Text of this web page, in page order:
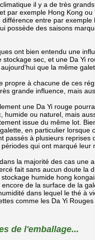
il y a de très
par exemple Hong Kong
entre par
possède des saisons
ont bien entendu une
stockage sec, et une Da Yi
que la même
propre à chacune de ces
grande influence, mais
une Da Yi rouge
humide ou naturel, mais
issue du même lot.
en particulier
passés à plusieurs
qui ont marqué leur
la majorité des cas une
fait sans aucun doute la
humide hong
de la surface de la
dans lequel le thé à
comme les Da Yi
de l'emballage...